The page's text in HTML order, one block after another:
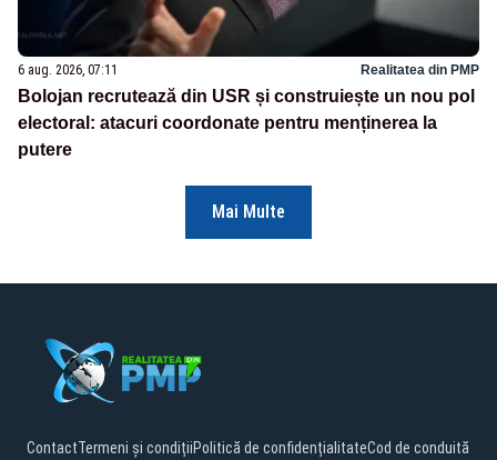
6 aug. 2026, 07:11 Realitatea din PMP
Bolojan recrutează din USR și construiește un nou pol
electoral: atacuri coordonate pentru menținerea la
putere
Mai Multe
ContactTermeni și condițiiPolitică de confidențialitateCod de conduită